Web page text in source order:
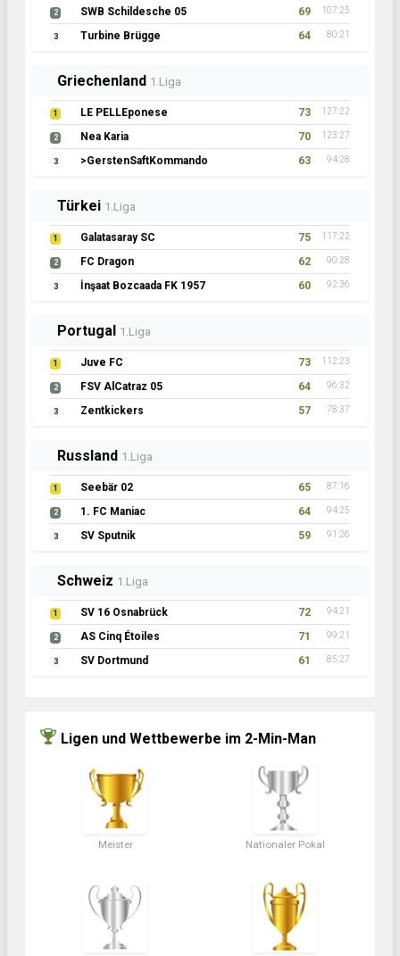
2 SWB Schildesche 05 69 107:25
3 Turbine Brügge 64 80:21
Griechenland 1.Liga
1 LE PELLEponese 73 127:22
2 Nea Karia 70 123:27
3 >GerstenSaftKommando 63 94:28
Türkei 1.Liga
1 Galatasaray SC 75 117:22
2 FC Dragon 62 90:28
3 İnşaat Bozcaada FK 1957 60 92:36
Portugal 1.Liga
1 Juve FC 73 112:23
2 FSV AlCatraz 05 64 96:32
3 Zentkickers 57 78:37
Russland 1.Liga
1 Seebär 02 65 87:16
2 1. FC Maniac 64 94:25
3 SV Sputnik 59 91:26
Schweiz 1.Liga
1 SV 16 Osnabrück 72 94:21
2 AS Cinq Étoiles 71 99:21
3 SV Dortmund 61 85:27
Ligen und Wettbewerbe im 2-Min-Man
Meister Nationaler Pokal